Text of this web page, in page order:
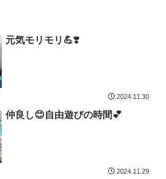
元気モリモリ💪❣️
2024.11.30
仲良し😊自由遊びの時間💕
2024.11.29